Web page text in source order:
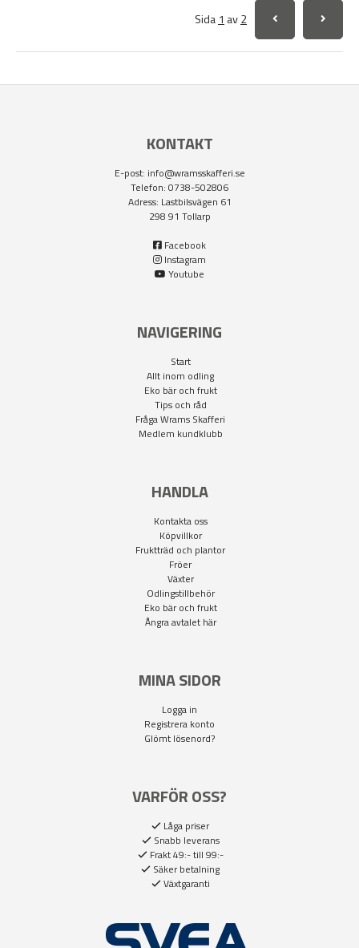
Sida 1 av2
KONTAKT
E-post: info@wramsskafferi.se
Telefon: 0738-502806
Adress: Lastbilsvägen 61
298 91 Tollarp
Facebook
Instagram
Youtube
NAVIGERING
Start
Allt inom odling
Eko bär och frukt
Tips och råd
Fråga Wrams Skafferi
Medlem kundklubb
HANDLA
Kontakta oss
Köpvillkor
Fruktträd och plantor
Fröer
Växter
Odlingstillbehör
Eko bär och frukt
Ångra avtalet här
MINA SIDOR
Logga in
Registrera konto
Glömt lösenord?
VARFÖR OSS?
Låga priser
Snabb leverans
Frakt 49:- till 99:-
Säker betalning
Växtgaranti